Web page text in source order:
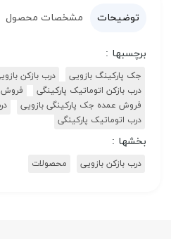
توضیحات مشخصات محصول
برچسبها :
جک پارکینگ بازویی درب بازکن
درب بازکن اتوماتیک پارکینگی
فروش
فروش عمده جک پارکینگی بازویی
درب اتوماتیک پارکینگی
بخشها :
درب بازکن بازویی محصولات